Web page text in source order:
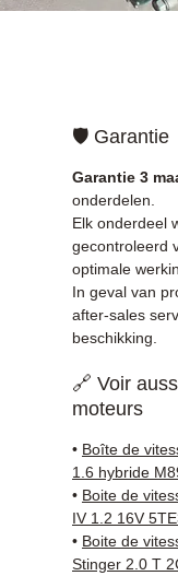
🛡️ Garantie
Garantie 3
onderdelen.
Elk onderdeel
gecontroleerd
optimale
In geval van
after-sales
beschikking.
🔗 Voir
moteurs
• Boîte de
1.6 hybride
• Boite de
IV 1.2 16V
• Boite de
Stinger 2.0 T